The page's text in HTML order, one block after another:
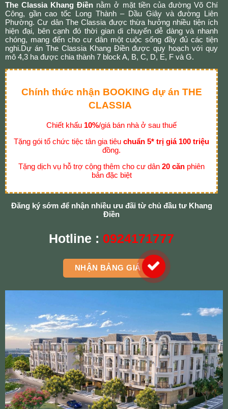
The Classia Khang Điền nằm ở mặt tiền của đường Võ Chí
Công, gần cao tốc Long Thành – Dầu Giây và đường Liên
Phường. Cư dân The Classia được thừa hưởng nhiều tiện ích
hiện đại, bên cạnh đó thời gian di chuyển dễ dàng và nhanh
chóng, mang đến cho cư dân một cuộc sống đầy đủ các tiện
nghi.Dự án The Classia Khang Điền được quy hoạch với quy
mô 4,3 ha được chia thành 7 block A, B, C, D, E, F và G.
Chính thức nhận BOOKING dự án THE
CLASSIA
Chiết khấu 10%/giá bán nhà ở sau thuế
Tặng gói tổ chức tiệc tân gia tiêu chuẩn 5* trị giá 100 triệu
đồng.
Tặng dịch vụ hỗ trợ cộng thêm cho cư dân 20 căn phiên
bản đặc biệt
Đăng ký sớm để nhận nhiều ưu đãi từ chủ đầu tư Khang
Điền
Hotline : 0924171777
NHẬN BẢNG GIÁ